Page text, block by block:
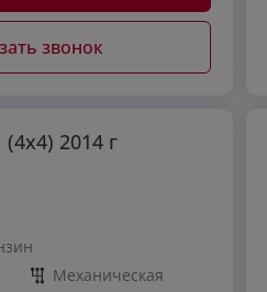
звонок
2014 г
Механическая